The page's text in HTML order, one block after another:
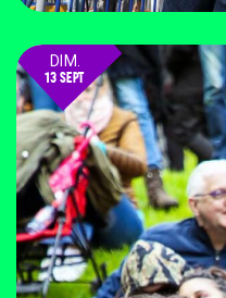
DIM.
13 SEPT